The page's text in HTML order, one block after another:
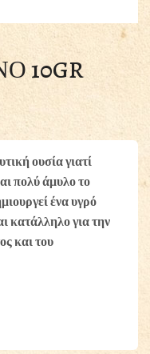
10GR
ουσία γιατί
πολύ άμυλο το
ένα υγρό
κατάλληλο για την
και του